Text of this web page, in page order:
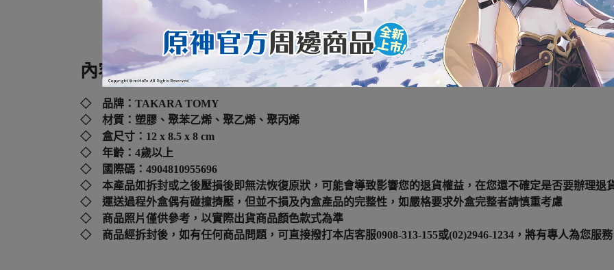
下標前請先詢問
內容規格：
◇ 品牌： TAKARA TOMY
◇ 材質：塑膠、聚苯乙烯、聚乙烯、聚丙烯
◇ 盒尺寸： 12 x 8.5 x 8 cm
◇ 年齡：4歲以上
◇ 國際碼： 4904810955696
◇ 本產品如拆封或之後壓損後即無法恢復原狀，可能會導致影響您的退貨權益，在您還不確定是否要辦理退
◇ 運送過程外盒偶有碰撞擠壓，但並不損及內盒產品的完整性，如嚴格要求外盒完整者請慎重考慮
◇ 商品照片僅供參考，以實際出貨商品顏色款式為準
◇ 商品經拆封後，如有任何商品問題，可直接撥打本店客服0908-313-155或(02)2946-1234，將有專人為您服務